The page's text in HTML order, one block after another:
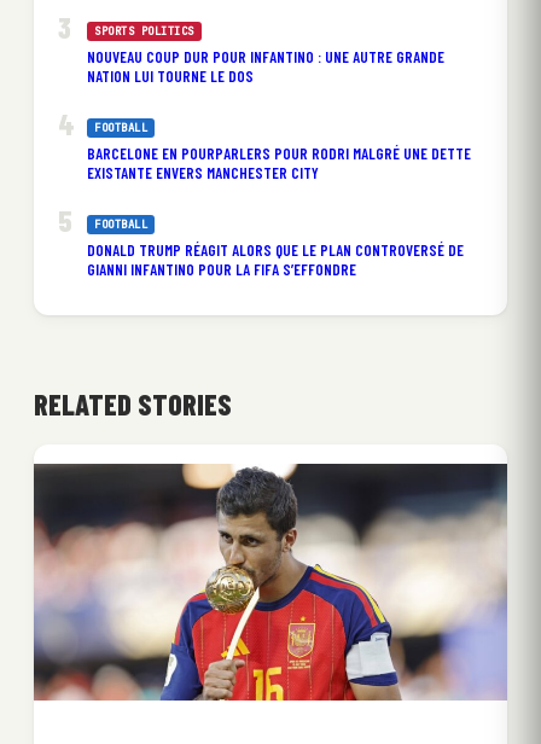
SPORTS POLITICS
NOUVEAU COUP DUR POUR INFANTINO : UNE AUTRE GRANDE
NATION LUI TOURNE LE DOS
FOOTBALL
BARCELONE EN POURPARLERS POUR RODRI MALGRÉ UNE DETTE
EXISTANTE ENVERS MANCHESTER CITY
FOOTBALL
DONALD TRUMP RÉAGIT ALORS QUE LE PLAN CONTROVERSÉ DE
GIANNI INFANTINO POUR LA FIFA S’EFFONDRE
RELATED STORIES